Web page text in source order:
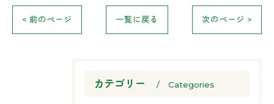
< 前のページ 一覧に戻る 次のページ >
カテゴリー Categories